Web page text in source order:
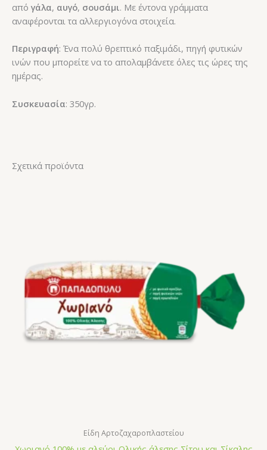
από γάλα, αυγό, σουσάμι. Με έντονα γράμματα
αναφέρονται τα αλλεργιογόνα στοιχεία.
Περιγραφή: Ένα πολύ θρεπτικό παξιμάδι, πηγή φυτικών
ινών που μπορείτε να το απολαμβάνετε όλες τις ώρες της
ημέρας.
Συσκευασία: 350γρ.
Σχετικά προϊόντα
Είδη Αρτοζαχαροπλαστείου